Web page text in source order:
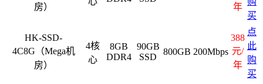
房）
年
买
HK-SSD-
4C8G（Mega机
房）
4核
心
8GB
DDR4
90GB
SSD
800GB 200Mbps
388
元/
年
点
此
购
买